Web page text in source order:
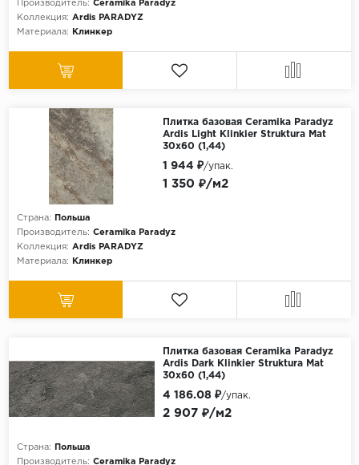
Производитель: Ceramika Paradyz
Коллекция: Ardis PARADYZ
Материала:
Клинкер
Плитка базовая Ceramika Paradyz
Ardis Light Klinkier Struktura Mat
30x60 (1,44)
Страна:
Польша
Производитель: Ceramika Paradyz
Коллекция: Ardis PARADYZ
Материала:
Клинкер
1 350 ₽/м2
1 944 ₽/упак.
Плитка базовая Ceramika Paradyz
Ardis Dark Klinkier Struktura Mat
30x60 (1,44)
Страна:
Польша
Производитель: Ceramika Paradyz
2 907 ₽/м2
4 186.08 ₽/упак.